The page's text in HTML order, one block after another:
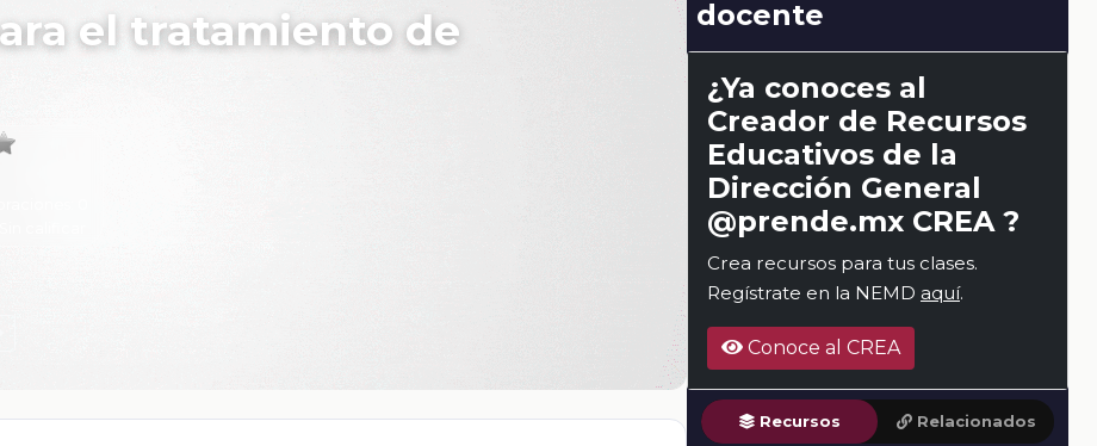
el tratamiento de
docente
¿Ya conoces al
Creador de Recursos
Educativos de la
Dirección General
@prende.mx CREA ?
Crea recursos para tus clases.
Regístrate en la NEMD aquí.
Conoce al CREA
Recursos Relacionados